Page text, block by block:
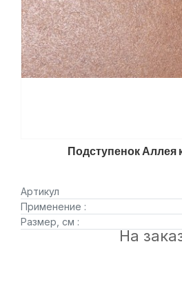
Подступенок Аллея
Артикул
Применение :
Размер, см :
На